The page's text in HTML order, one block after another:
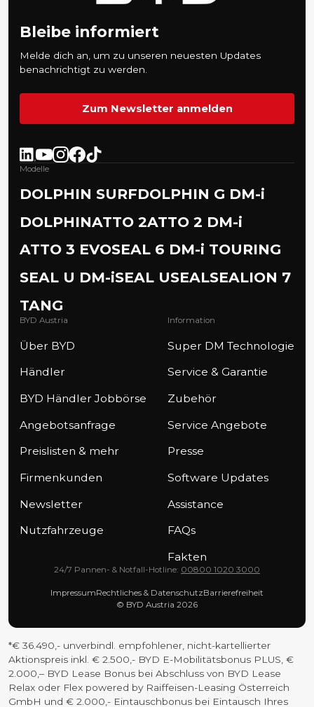
Bleibe informiert
Melde dich an, um zu unseren neuesten Updates
benachrichtigt zu werden.
Zum Newsletter anmelden
Modelle
DOLPHIN SURFDOLPHIN G DM-i
DOLPHINATTO 2ATTO 2 DM-i
ATTO 3 EVOSEAL 6 DM-i TOURING
SEAL U DM-iSEAL USEALSEALION 7
TANG
BYD Austria
Über BYD
Händler
BYD Händler Jobbörse
Angebotsanfrage
Preislisten & mehr
Firmenkunden
Newsletter
Nutzfahrzeuge
Information
Super DM Technologie
Service & Garantie
Zubehör
Service Angebote
Presse
Software Updates
Assistance
FAQs
Fakten
24/7 Pannen- & Notfall-Hotline: 00800 1020 3000
ImpressumRechtliches & DatenschutzBarrierefreiheit
© BYD Austria 2026
*€ 36.490,- unverbindl. empfohlener, nicht-kartellierter
Aktionspreis inkl. € 2.500,- BYD E-Mobilitätsbonus PLUS, €
2.000,– BYD Lease Bonus bei Abschluss von BYD Lease
Relax oder Flex powered by Raiffeisen-Leasing Österreich
GmbH und € 2.000,- Eintauschbonus bei Eintausch Ihres